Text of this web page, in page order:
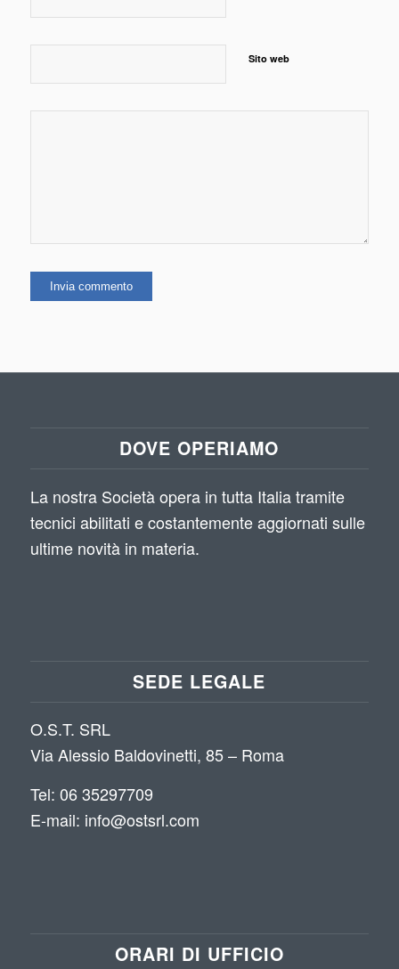
Sito web
DOVE OPERIAMO
La nostra Società opera in tutta Italia tramite
tecnici abilitati e costantemente aggiornati sulle
ultime novità in materia.
SEDE LEGALE
O.S.T. SRL
Via Alessio Baldovinetti, 85 – Roma
Tel: 06 35297709
E-mail: info@ostsrl.com
ORARI DI UFFICIO